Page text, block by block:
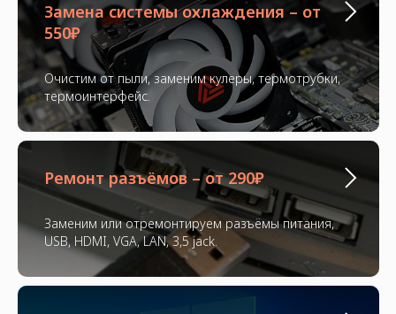
Замена системы охлаждения – от
550₽
Очистим от пыли, заменим кулеры, термотрубки,
термоинтерфейс.
Ремонт разъёмов – от 290₽
Заменим или отремонтируем разъёмы питания,
USB, HDMI, VGA, LAN, 3,5 jack.